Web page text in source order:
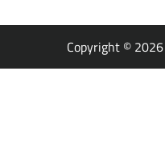
Copyright © 2026